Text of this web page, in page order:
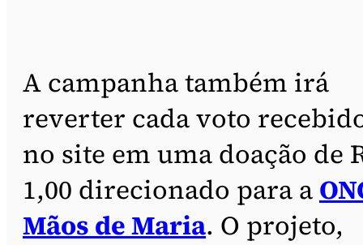
A campanha também irá
reverter cada voto
no site em uma doação de
1,00 direcionado para a
Mãos de Maria. O projeto,